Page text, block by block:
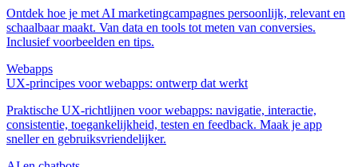
Ontdek hoe je met AI marketingcampagnes persoonlijk, relevant en
schaalbaar maakt. Van data en tools tot meten van conversies.
Inclusief voorbeelden en tips.
Webapps
UX-principes voor webapps: ontwerp dat werkt
Praktische UX-richtlijnen voor webapps: navigatie, interactie,
consistentie, toegankelijkheid, testen en feedback. Maak je app
sneller en gebruiksvriendelijker.